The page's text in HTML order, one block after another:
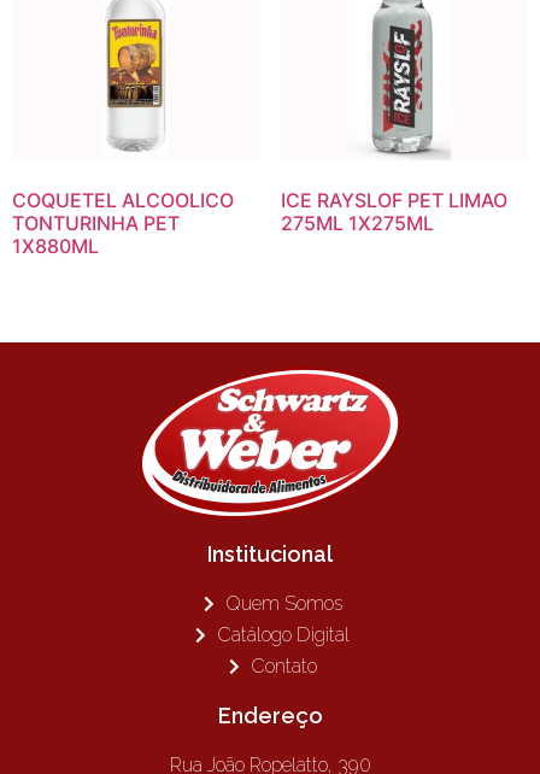
COQUETEL ALCOOLICO
TONTURINHA PET
1X880ML
ICE RAYSLOF PET LIMAO
275ML 1X275ML
Institucional
Quem Somos
Catálogo Digital
Contato
Endereço
Rua João Ropelatto, 390